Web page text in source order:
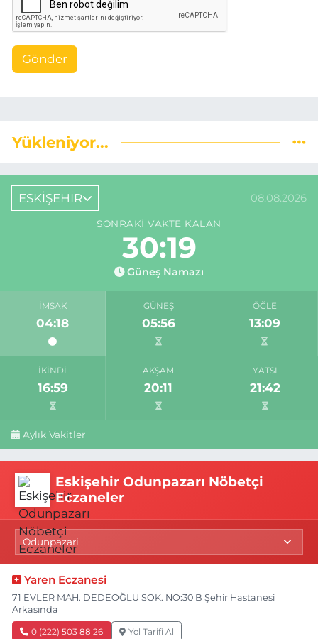
Gönder
Yükleniyor...
ESKİŞEHİR 08.08.2026
SONRAKI VAKTE KALAN
30:18
Güneş Namazı
İMSAK
04:18
GÜNEŞ
05:56
ÖĞLE
13:09
İKINDI
16:59
AKŞAM
20:11
YATSI
21:42
Aylık Vakitler
Eskişehir Odunpazarı Nöbetçi
Eczaneler
Yaren Eczanesi
71 EVLER MAH. DEDEOĞLU SOK. NO:30 B Şehir Hastanesi
Arkasında
0 (222) 503 88 26 Yol Tarifi Al